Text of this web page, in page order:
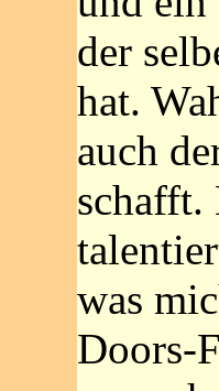
der
hat.
auch
schafft.
was
Doors-